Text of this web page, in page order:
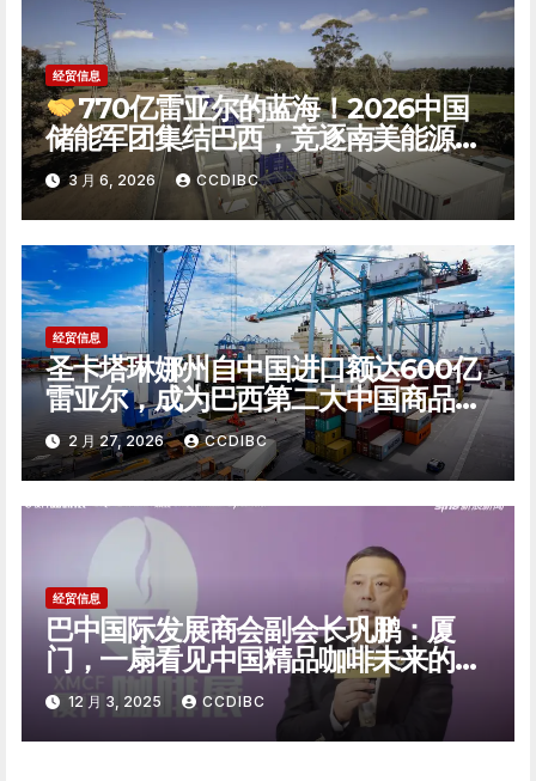
经贸信息
770亿雷亚尔的蓝海！2026中国
储能军团集结巴西，竞逐南美能源转
型新极点
3 月 6, 2026 CCDIBC
经贸信息
圣卡塔琳娜州自中国进口额达600亿
雷亚尔，成为巴西第二大中国商品进
口州
2 月 27, 2026 CCDIBC
经贸信息
巴中国际发展商会副会长巩鹏：厦
门，一扇看见中国精品咖啡未来的窗
口12 月 3, 2025 CCDIBC